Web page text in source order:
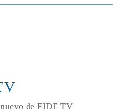
de FIDE TV